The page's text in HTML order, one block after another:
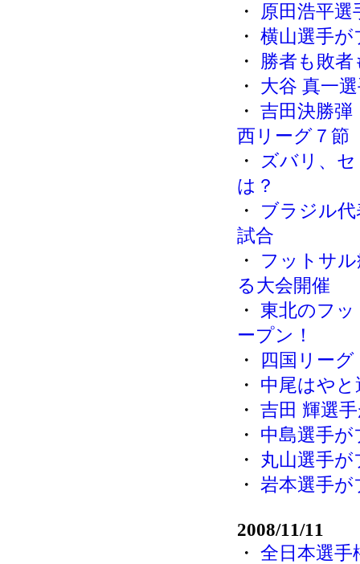
・
原田浩平
・ 横山選手
・ 勝者も敗
・ 大谷 真一
・ 吉田決勝
西リーグ７節
・
ズバリ、
は？
・ ブラジル
試合
・ フットサ
る大会開催
・ 東北のフ
ープン！
・ 四国リーグ
・ 中尾はや
・ 吉田 輝選
・ 中島選手
・ 丸山選手
・ 岩本選手
2008/11/11
・ 全日本選手